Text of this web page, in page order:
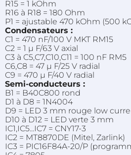
R15 = 1 kOhm
R16 à R18 = 180 Ohm
P1 = ajustable 470 kOhm (500
Condensateurs :
C1 = 470 nF/100 V MKT RM15
C2 = 1 µ F/63 V axial
C3 à C5,C7,C10,C11 = 100 nF RM5
C6,C8 = 47 µ F/25 V radial
C9 = 470 µ F/40 V radial
Semi-conducteurs :
B1 = B40C800 rond
D1 à D8 = 1N4004
D9 = LED 3 mm rouge low
D10 à D12 = LED verte 3 mm
IC1,IC5...IC7 = CNY17-3
IC2 = MT8870DE (Mitel, Zarlink)
IC3 = PIC16F84A-20/P